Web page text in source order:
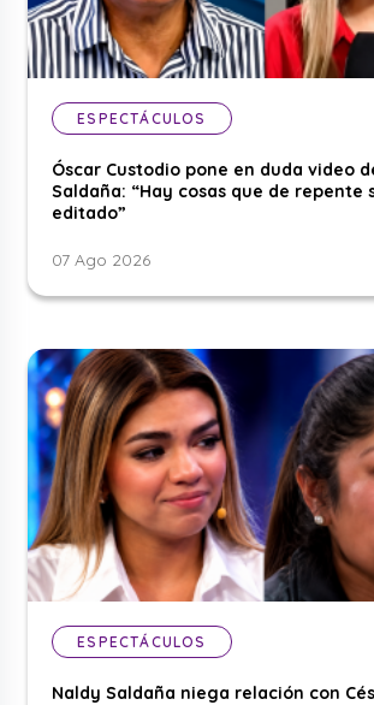
ESPECTÁCULOS
Óscar Custodio pone en duda video
Saldaña: “Hay cosas que de repente
editado”
07 Ago 2026
ESPECTÁCULOS
Naldy Saldaña niega relación con